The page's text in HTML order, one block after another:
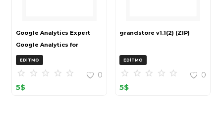
Google Analytics Expert
Google Analytics for
OpenCart (ZIP)
EDITMO
0
5$
grandstore v1.1(2) (ZIP)
EDITMO
0
5$